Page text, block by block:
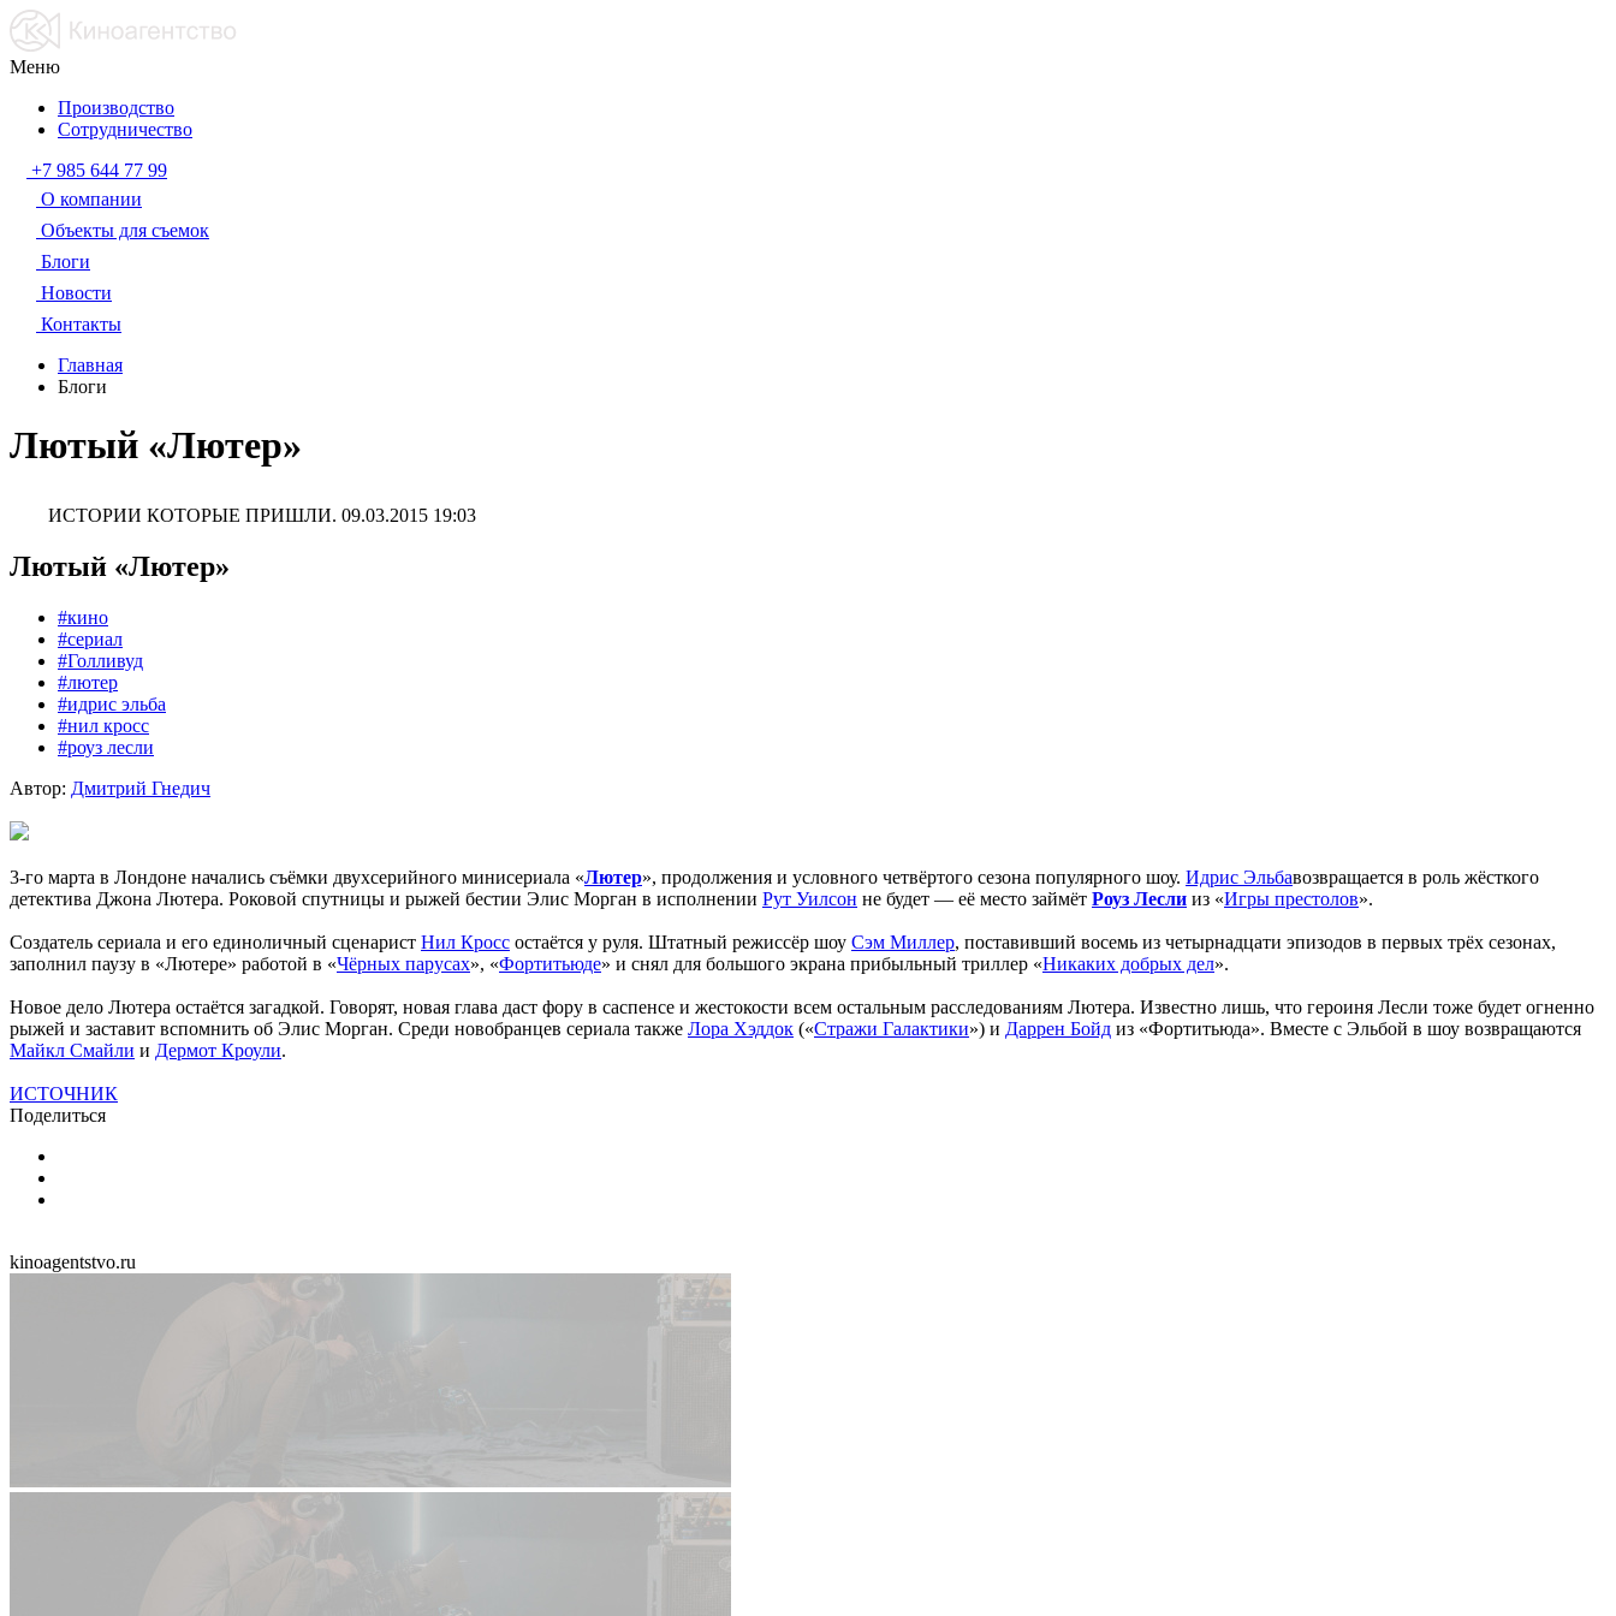
Меню
Производство
Сотрудничество
+7 985 644 77 99
О компании
Объекты для съемок
Блоги
Новости
Контакты
Главная
Блоги
Лютый «Лютер»
ИСТОРИИ КОТОРЫЕ ПРИШЛИ. 09.03.2015 19:03
Лютый «Лютер»
#кино
#сериал
#Голливуд
#лютер
#идрис эльба
#нил кросс
#роуз лесли
Автор: Дмитрий Гнедич
3-го марта в Лондоне начались съёмки двухсерийного минисериала «Лютер», продолжения и условного четвёртого сезона популярного шоу. Идрис Эльбавозвращается в роль жёсткого
детектива Джона Лютера. Роковой спутницы и рыжей бестии Элис Морган в исполнении Рут Уилсон не будет — её место займёт Роуз Лесли из «Игры престолов».
Создатель сериала и его единоличный сценарист Нил Кросс остаётся у руля. Штатный режиссёр шоу Сэм Миллер, поставивший восемь из четырнадцати эпизодов в первых трёх сезонах,
заполнил паузу в «Лютере» работой в «Чёрных парусах», «Фортитьюде» и снял для большого экрана прибыльный триллер «Никаких добрых дел».
Новое дело Лютера остаётся загадкой. Говорят, новая глава даст фору в саспенсе и жестокости всем остальным расследованиям Лютера. Известно лишь, что героиня Лесли тоже будет огненно
рыжей и заставит вспомнить об Элис Морган. Среди новобранцев сериала также Лора Хэддок («Стражи Галактики») и Даррен Бойд из «Фортитьюда». Вместе с Эльбой в шоу возвращаются
Майкл Смайли и Дермот Кроули.
ИСТОЧНИК
Поделиться
kinoagentstvo.ru